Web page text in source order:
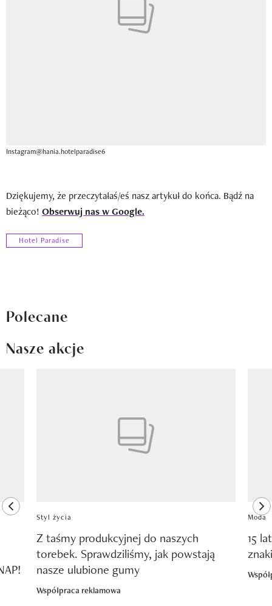
Instagram@hania.hotelparadise6
Dziękujemy, że przeczytałaś/eś nasz artykuł do końca. Bądź na
bieżąco! Obserwuj nas w Google.
Hotel Paradise
Polecane
Nasze akcje
previous element
Styl życia
Z taśmy produkcyjnej do naszych
torebek. Sprawdziliśmy, jak powstają
nasze ulubione gumy
Współpraca reklamowa
Moda
15